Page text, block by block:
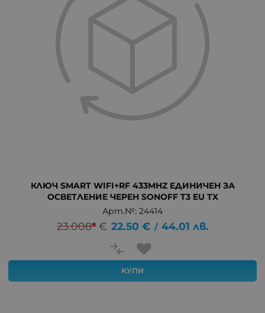
КЛЮЧ SMART WIFI+RF 433MHZ ЕДИНИЧЕН ЗА
ОСВЕТЛЕНИЕ ЧЕРЕН SONOFF T3 EU TX
Арт.№: 24414
23.008* € 22.50 € / 44.01 лв.
КУПИ